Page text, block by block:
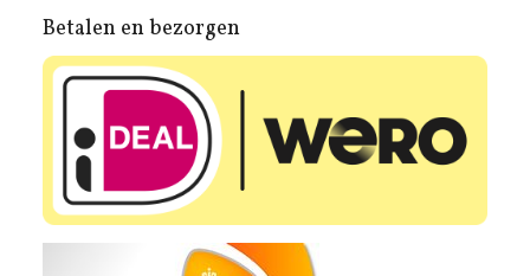
Betalen en bezorgen